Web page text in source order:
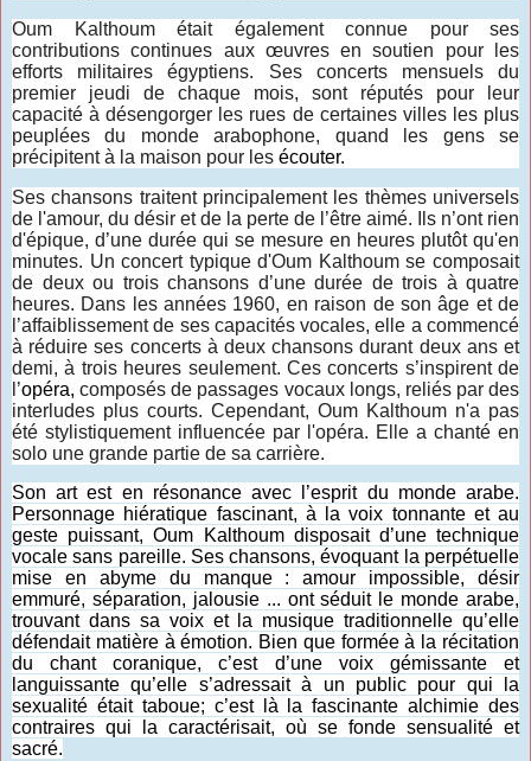
Oum Kalthoum était également connue pour ses
contributions continues aux œuvres en soutien pour les
efforts militaires égyptiens. Ses concerts mensuels du
premier jeudi de chaque mois, sont réputés pour leur
capacité à désengorger les rues de certaines villes les plus
peuplées du monde arabophone, quand les gens se
précipitent à la maison pour les écouter.
Ses chansons traitent principalement les thèmes universels
de l'amour, du désir et de la perte de l’être aimé. Ils n’ont rien
d'épique, d’une durée qui se mesure en heures plutôt qu'en
minutes. Un concert typique d'Oum Kalthoum se composait
de deux ou trois chansons d’une durée de trois à quatre
heures. Dans les années 1960, en raison de son âge et de
l’affaiblissement de ses capacités vocales, elle a commencé
à réduire ses concerts à deux chansons durant deux ans et
demi, à trois heures seulement. Ces concerts s’inspirent de
l’opéra, composés de passages vocaux longs, reliés par des
interludes plus courts. Cependant, Oum Kalthoum n'a pas
été stylistiquement influencée par l'opéra. Elle a chanté en
solo une grande partie de sa carrière.
Son art est en résonance avec l’esprit du monde arabe.
Personnage hiératique fascinant, à la voix tonnante et au
geste puissant, Oum Kalthoum disposait d’une technique
vocale sans pareille. Ses chansons, évoquant la perpétuelle
mise en abyme du manque : amour impossible, désir
emmuré, séparation, jalousie ... ont séduit le monde arabe,
trouvant dans sa voix et la musique traditionnelle qu’elle
défendait matière à émotion. Bien que formée à la récitation
du chant coranique, c’est d’une voix gémissante et
languissante qu’elle s’adressait à un public pour qui la
sexualité était taboue; c’est là la fascinante alchimie des
contraires qui la caractérisait, où se fonde sensualité et
sacré.